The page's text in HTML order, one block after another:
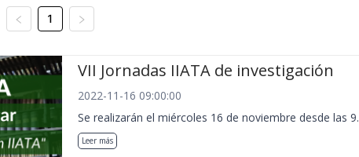
1
VII Jornadas IIATA de investigación
2022-11-16 09:00:00
Se realizarán el miércoles 16 de noviembre desde las 9.
Leer más